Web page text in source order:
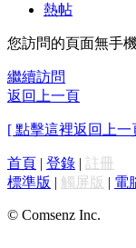
熱帖
您訪問的頁面無手
繼續訪問
返回上一頁
[ 點擊這裡返回上一
首頁 | 登錄 | 註冊
標準版 | 觸屏版 | 電
© Comsenz Inc.